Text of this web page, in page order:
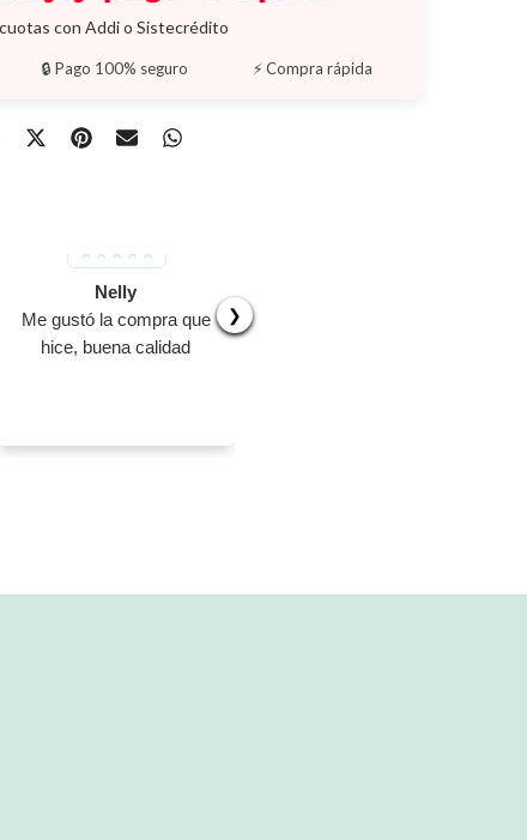
con Addi o Sistecrédito
🔒 Pago 100% seguro ⚡ Compra rápida
❯
Nelly
Me gustó la compra que
hice, buena calidad